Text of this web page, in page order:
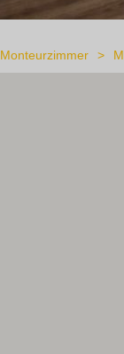
Monteurzimmer